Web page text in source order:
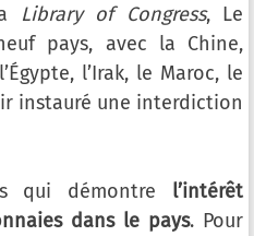
Library of Congress, Le
pays, avec la Chine,
l’Irak, le Maroc, le
instauré une interdiction
qui démontre l’intérêt
dans le pays. Pour